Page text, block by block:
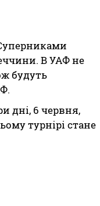
В УАФ не
будуть
дні, 6 червня,
турнірі стане